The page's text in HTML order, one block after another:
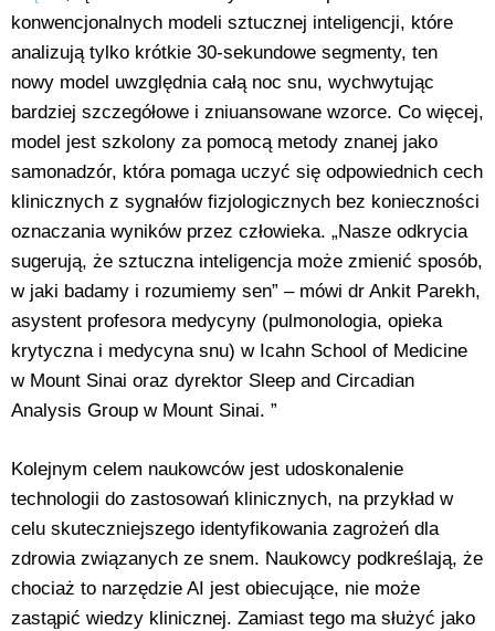
konwencjonalnych modeli sztucznej inteligencji, które
analizują tylko krótkie 30-sekundowe segmenty, ten
nowy model uwzględnia całą noc snu, wychwytując
bardziej szczegółowe i zniuansowane wzorce. Co więcej,
model jest szkolony za pomocą metody znanej jako
samonadzór, która pomaga uczyć się odpowiednich cech
klinicznych z sygnałów fizjologicznych bez konieczności
oznaczania wyników przez człowieka. „Nasze odkrycia
sugerują, że sztuczna inteligencja może zmienić sposób,
w jaki badamy i rozumiemy sen” – mówi dr Ankit Parekh,
asystent profesora medycyny (pulmonologia, opieka
krytyczna i medycyna snu) w Icahn School of Medicine
w Mount Sinai oraz dyrektor Sleep and Circadian
Analysis Group w Mount Sinai. ”
Kolejnym celem naukowców jest udoskonalenie
technologii do zastosowań klinicznych, na przykład w
celu skuteczniejszego identyfikowania zagrożeń dla
zdrowia związanych ze snem. Naukowcy podkreślają, że
chociaż to narzędzie AI jest obiecujące, nie może
zastąpić wiedzy klinicznej. Zamiast tego ma służyć jako